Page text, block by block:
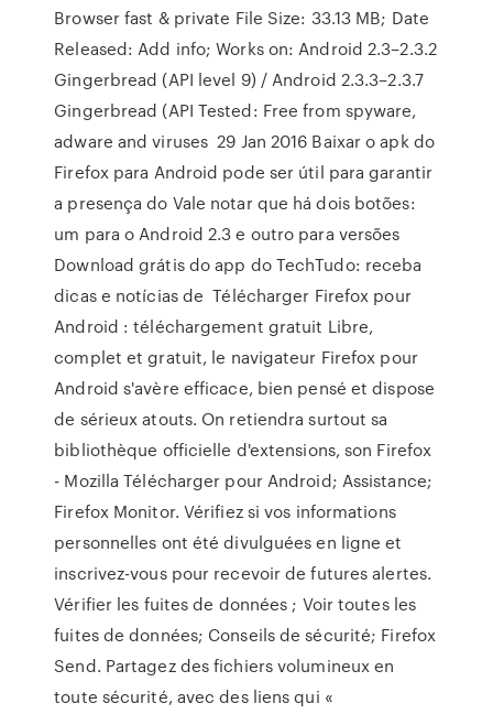
Browser fast & private File Size: 33.13 MB; Date
Released: Add info; Works on: Android 2.3–2.3.2
Gingerbread (API level 9) / Android 2.3.3–2.3.7
Gingerbread (API Tested: Free from spyware,
adware and viruses 29 Jan 2016 Baixar o apk do
Firefox para Android pode ser útil para garantir
a presença do Vale notar que há dois botões:
um para o Android 2.3 e outro para versões
Download grátis do app do TechTudo: receba
dicas e notícias de Télécharger Firefox pour
Android : téléchargement gratuit Libre,
complet et gratuit, le navigateur Firefox pour
Android s'avère efficace, bien pensé et dispose
de sérieux atouts. On retiendra surtout sa
bibliothèque officielle d'extensions, son Firefox
- Mozilla Télécharger pour Android; Assistance;
Firefox Monitor. Vérifiez si vos informations
personnelles ont été divulguées en ligne et
inscrivez-vous pour recevoir de futures alertes.
Vérifier les fuites de données ; Voir toutes les
fuites de données; Conseils de sécurité; Firefox
Send. Partagez des fichiers volumineux en
toute sécurité, avec des liens qui «